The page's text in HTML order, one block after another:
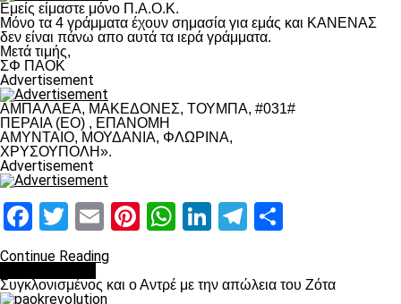
Εμείς είμαστε μόνο Π.Α.Ο.Κ.
Μόνο τα 4 γράμματα έχουν σημασία για εμάς και ΚΑΝΕΝΑΣ
δεν είναι πάνω απο αυτά τα ιερά γράμματα.
Μετά τιμής,
ΣΦ ΠΑΟΚ
Advertisement
ΑΜΠΑΛΑΕΑ, ΜΑΚΕΔΟΝΕΣ, ΤΟΥΜΠΑ, #031#
ΠΕΡΑΙΑ (ΕΟ) , ΕΠΑΝΟΜΗ
ΑΜΥΝΤΑΙΟ, ΜΟΥΔΑΝΙΑ, ΦΛΩΡΙΝΑ,
ΧΡΥΣΟΥΠΟΛΗ».
Advertisement
Facebook
Twitter
EmailPinterest
WhatsApp
LinkedIn
Telegram
Continue Reading
Συγκλονισμένος και ο Αντρέ με την απώλεια του Ζότα